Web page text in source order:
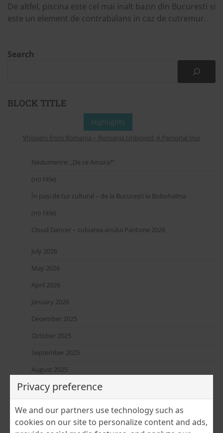
De altfel, piscina este cel mai inalt bazin din Bucuresti si
este un element de contrabalans in caz de cutremur.
Search
BLOCK TITLE
Highlights
Whispers from Romania – Romania Unboxed: A Personal Invitation
Nedumerire: „De ce Amara?”
(no title)
În pași de tur cultural – de la București la Bobohalma
(no title)
Cloud Dancer – culoarea anului Pantone 2026
July 2026
May 2026
April 2026
January 2026
December 2025
October 2025
September 2025
August 2025
June 2025
March 2025
Privacy preference
We and our partners use technology such as
cookies on our site to personalize content and ads,